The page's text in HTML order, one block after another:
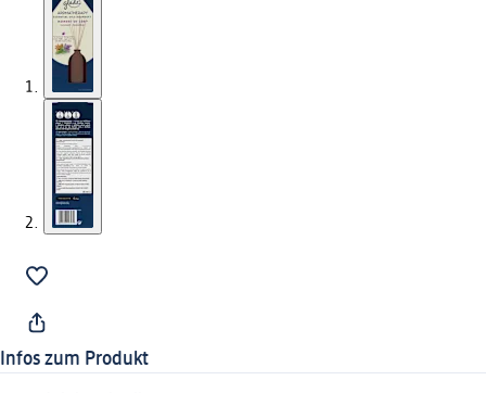
Infos zum Produkt